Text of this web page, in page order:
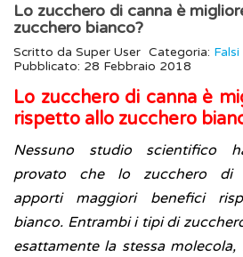
Lo zucchero di canna è
zucchero bianco?
Scritto da Super User Categoria:
Pubblicato: 28 Febbraio 2018
Lo zucchero di canna è
rispetto allo zucchero
Nessuno studio scientifico
provato che lo zucchero di
apporti maggiori benefici
bianco. Entrambi i tipi di
esattamente la stessa